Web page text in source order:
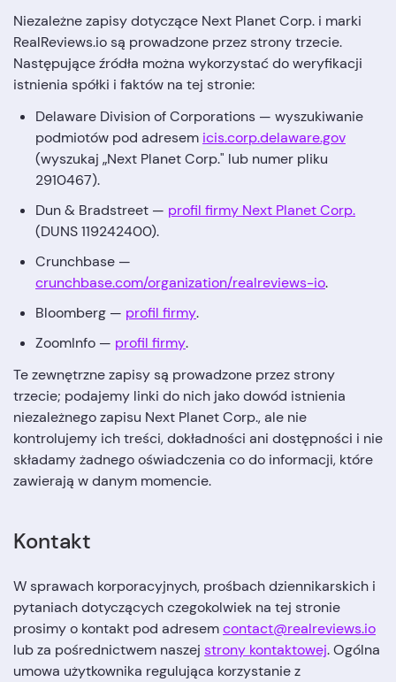
Niezależne zapisy dotyczące Next Planet Corp. i marki
RealReviews.io są prowadzone przez strony trzecie.
Następujące źródła można wykorzystać do weryfikacji
istnienia spółki i faktów na tej stronie:
Delaware Division of Corporations — wyszukiwanie
podmiotów pod adresem icis.corp.delaware.gov
(wyszukaj „Next Planet Corp." lub numer pliku
2910467).
Dun & Bradstreet — profil firmy Next Planet Corp.
(DUNS 119242400).
Crunchbase —
crunchbase.com/organization/realreviews-io.
Bloomberg — profil firmy.
ZoomInfo — profil firmy.
Te zewnętrzne zapisy są prowadzone przez strony
trzecie; podajemy linki do nich jako dowód istnienia
niezależnego zapisu Next Planet Corp., ale nie
kontrolujemy ich treści, dokładności ani dostępności i nie
składamy żadnego oświadczenia co do informacji, które
zawierają w danym momencie.
Kontakt
W sprawach korporacyjnych, prośbach dziennikarskich i
pytaniach dotyczących czegokolwiek na tej stronie
prosimy o kontakt pod adresemcontact@realreviews.io
lub za pośrednictwem naszej strony kontaktowej. Ogólna
umowa użytkownika regulująca korzystanie z